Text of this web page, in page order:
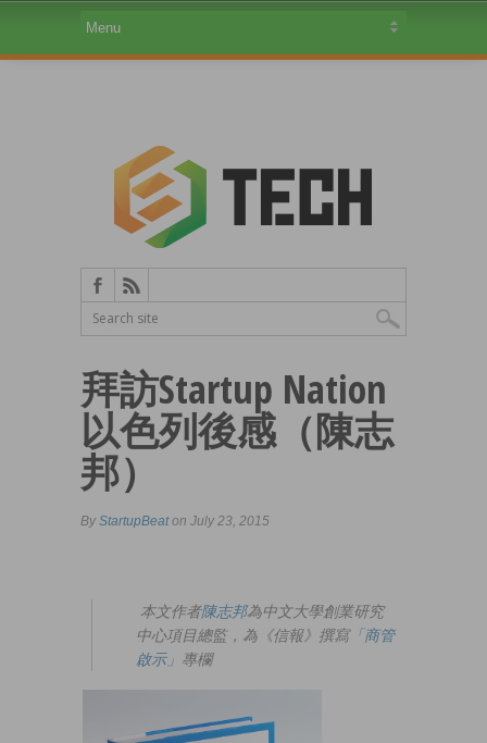
拜訪Startup Nation
以色列後感（陳志
邦）
By StartupBeaton July 23, 2015
本文作者陳志邦為中文大學創業研究
中心項目總監，為《信報》撰寫「商管
啟示」 專欄